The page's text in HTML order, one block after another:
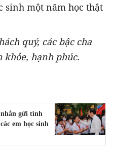
sinh một năm học thật
quý, các bậc cha
khỏe, hạnh phúc.
gửi tình
em học sinh